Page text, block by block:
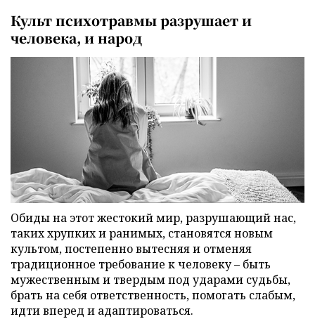
Культ психотравмы разрушает и
человека, и народ
Обиды на этот жестокий мир, разрушающий нас,
таких хрупких и ранимых, становятся новым
культом, постепенно вытесняя и отменяя
традиционное требование к человеку – быть
мужественным и твердым под ударами судьбы,
брать на себя ответственность, помогать слабым,
идти вперед и адаптироваться.